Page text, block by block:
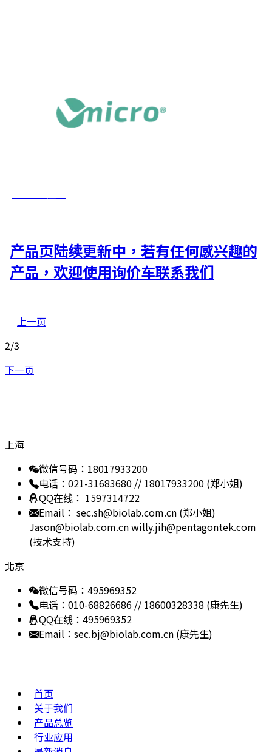
产品页陆续更新中，若有任何感兴趣的
产品，欢迎使用询价车联系我们
上一页
2/3
下一页
上海
微信号码：18017933200
电话：021-31683680 // 18017933200 (郑小姐)
QQ在线： 1597314722
Email： sec.sh@biolab.com.cn (郑小姐)
Jason@biolab.com.cnwilly.jih@pentagontek.com
(技术支持)
北京
微信号码：495969352
电话：010-68826686 // 18600328338 (康先生)
QQ在线：495969352
Email：sec.bj@biolab.com.cn (康先生)
首页
关于我们
产品总览
行业应用